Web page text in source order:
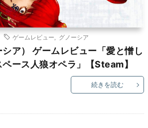
ゲームレビュー グノーシア
ア） ゲームレビュー「愛と憎し
ース人狼オペラ」【Steam】
続きを読む